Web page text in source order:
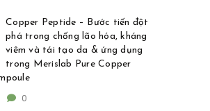
Copper Peptide – Bước tiến đột
phá trong chống lão hóa, kháng
viêm và tái tạo da & ứng dụng
trong Merislab Pure Copper
0